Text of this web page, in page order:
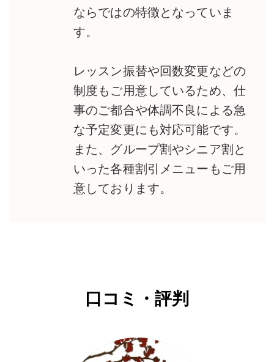
ならではの特徴となっていま
す。
レッスン振替や回数変更などの
制度もご用意しているため、仕
事のご都合や体調不良による急
な予定変更にも対応可能です。
また、グループ割やシニア割と
いった各種割引メニューもご用
意しております。
口コミ・評判